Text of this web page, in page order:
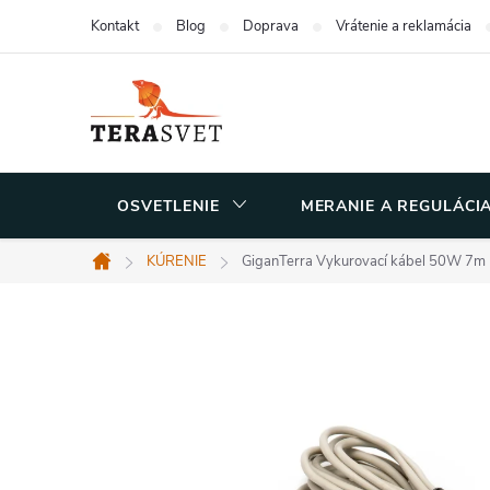
Kontakt Blog Doprava Vrátenie a reklamácia
OSVETLENIE MERANIE A
Domov
KÚRENIE GiganTerra Vykurovací kábel 50W 7m